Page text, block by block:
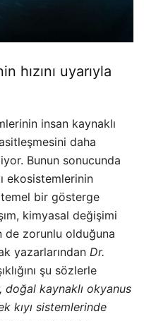
hızını uyarıyla
insan kaynaklı
daha
Bunun sonucunda
ekosistemlerinin
temel bir gösterge
kimyasal değişimi
de zorunlu olduğuna
yazarlarından Dr.
şu sözlerle
doğal kaynaklı okyanus
kıyı sistemlerinde